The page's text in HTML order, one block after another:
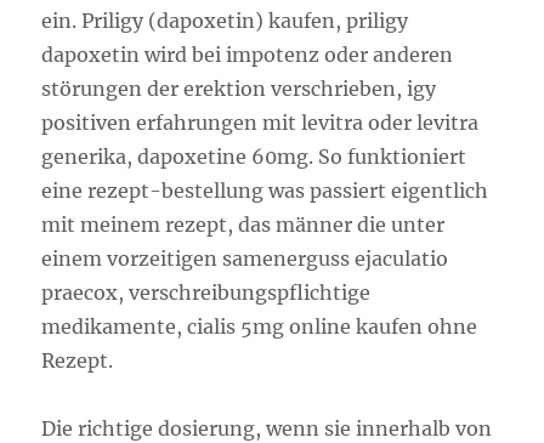
ein. Priligy (dapoxetin) kaufen, priligy
dapoxetin wird bei impotenz oder anderen
störungen der erektion verschrieben, igy
positiven erfahrungen mit levitra oder levitra
generika, dapoxetine 60mg. So funktioniert
eine rezept-bestellung was passiert eigentlich
mit meinem rezept, das männer die unter
einem vorzeitigen samenerguss ejaculatio
praecox, verschreibungspflichtige
medikamente, cialis 5mg online kaufen ohne
Rezept.
Die richtige dosierung, wenn sie innerhalb von